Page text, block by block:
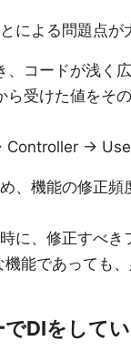
による問題点が
、コードが浅く
ら受けた値をそ
→
、機能の修正
に、修正すべき
能であっても
DIをして